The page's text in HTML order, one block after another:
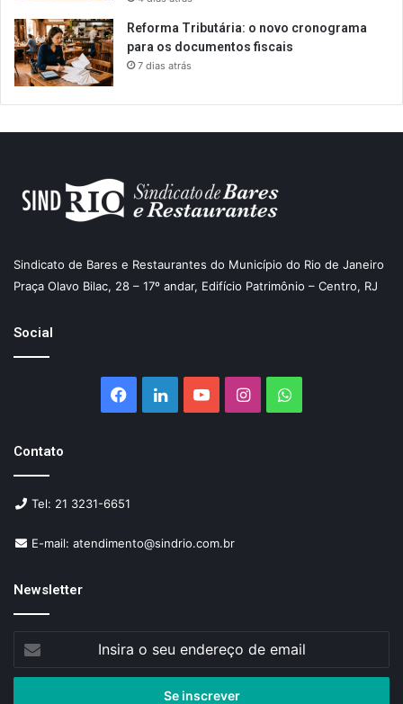
Reforma Tributária: o novo cronograma
para os documentos fiscais
7 dias atrás
Sindicato de Bares e Restaurantes do Município do Rio de Janeiro
Praça Olavo Bilac, 28 – 17º andar, Edifício Patrimônio – Centro, RJ
Social
Facebook
LinkedinYouTubeInstagramWhatsApp
Contato
Tel: 21 3231-6651
E-mail: atendimento@sindrio.com.br
Newsletter
seu